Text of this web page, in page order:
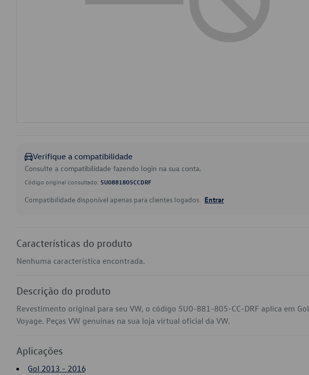
Verifique a compatibilidade
Consulte a compatibilidade fazendo login na sua conta.
Código original consultado: 5U0881805CCDRF
Compatibilidade disponível apenas para clientes logados. Entrar
Características do produto
Nenhuma característica encontrada.
Descrição do produto
Revestimento original para seu VW, o código 5U0-881-805-CC-DRF aplica em Gol
Voyage. Peças VW genuínas na sua loja virtual oficial da VW.
Aplicações
Gol 2013 - 2016